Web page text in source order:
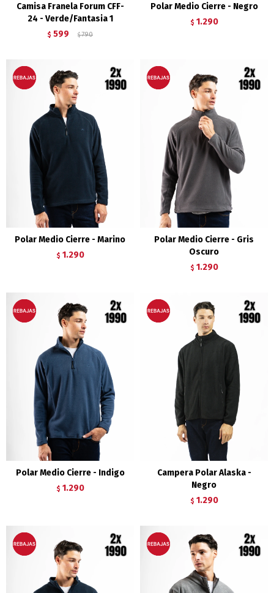
Camisa Franela Forum CFF-
24 - Verde/Fantasia 1
$ 599 $ 790
Polar Medio Cierre - Negro
$ 1.290
Polar Medio Cierre - Marino
$ 1.290
Polar Medio Cierre - Gris
Oscuro
$ 1.290
Polar Medio Cierre - Indigo
$ 1.290
Campera Polar Alaska -
Negro
$ 1.290